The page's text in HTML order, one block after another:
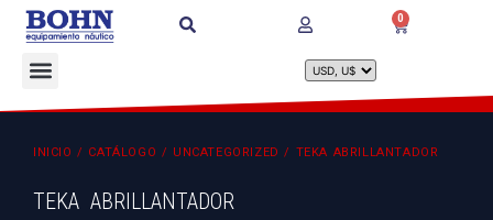
0
INICIO / CATÁLOGO / UNCATEGORIZED / TEKA ABRILLANTADOR
TEKA ABRILLANTADOR